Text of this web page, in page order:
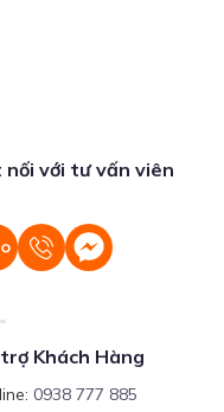
nối với tư vấn viên
Khách Hàng
0938 777 885